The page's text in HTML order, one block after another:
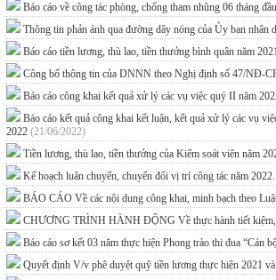
Báo cáo về công tác phòng, chống tham nhũng 06 tháng
Thông tin phản ánh qua đường dây nóng của Ủy ban
Báo cáo tiền lương, thù lao, tiền thưởng bình quân năm
Công bố thông tin của DNNN theo Nghị định số 47/NĐ-
Báo cáo công khai kết quả xử lý các vụ việc quý II năm
Báo cáo kết quả công khai kết luận, kết quả xử lý các vụ
2022 (21/06/2022)
Tiền lương, thù lao, tiền thưởng của Kiểm soát viên năm
Kế hoạch luân chuyển, chuyển đổi vị trí công tác năm 2022.
BÁO CÁO Về các nội dung công khai, minh bạch theo
CHƯƠNG TRÌNH HÀNH ĐỘNG Về thực hành tiết kiệm,
Báo cáo sơ kết 03 năm thực hiện Phong trào thi đua
Quyết định V/v phê duyệt quỹ tiền lương thực hiện 2021